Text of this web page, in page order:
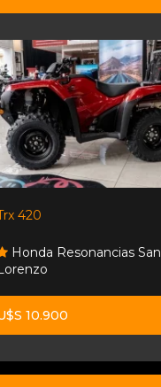
420
Honda Resonancias San
10.900